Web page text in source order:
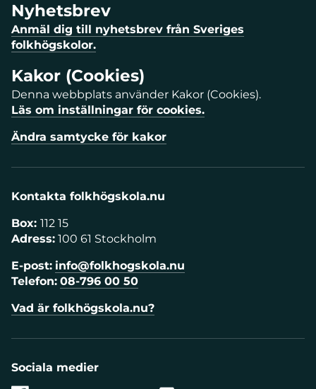
Nyhetsbrev
Anmäl dig till nyhetsbrev från Sveriges
folkhögskolor.
Kakor (Cookies)
Denna webbplats använder Kakor (Cookies).
Läs om inställningar för cookies.
Ändra samtycke för kakor
Kontakta folkhögskola.nu
Box: 112 15
Adress: 100 61 Stockholm
E-post: info@folkhogskola.nu
Telefon: 08-796 00 50
Vad är folkhögskola.nu?
Sociala medier